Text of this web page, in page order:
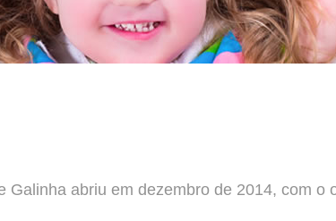
Galinha abriu em dezembro de 2014, com